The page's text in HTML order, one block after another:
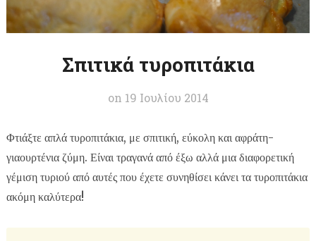
Σπιτικά τυροπιτάκια
on 19 Ιουλίου 2014
Φτιάξτε απλά τυροπιτάκια, με σπιτική, εύκολη και αφράτη-
γιαουρτένια ζύμη. Είναι τραγανά από έξω αλλά μια διαφορετική
γέμιση τυριού από αυτές που έχετε συνηθίσει κάνει τα τυροπιτάκια
ακόμη καλύτερα!